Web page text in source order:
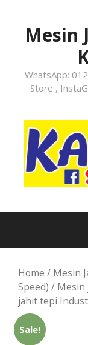
contentMesin
WhatsApp:
Store ,
Home / Mesin
Speed) / Mesin
jahit tepi
Sale!